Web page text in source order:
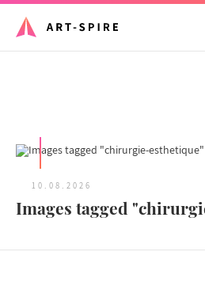
10.08.2026
Images tagged